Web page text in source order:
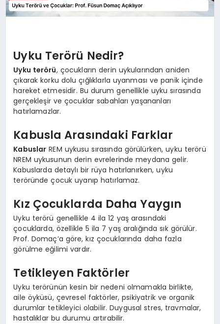
Uyku Terörü Nedir?
Uyku terörü, çocukların derin uykularından aniden
çıkarak korku dolu çığlıklarla uyanması ve panik içinde
hareket etmesidir. Bu durum genellikle uyku sırasında
gerçekleşir ve çocuklar sabahları yaşananları
hatırlamazlar.
Kabusla Arasındaki Farklar
Kabuslar REM uykusu sırasında görülürken, uyku terörü
NREM uykusunun derin evrelerinde meydana gelir.
Kabuslarda detaylı bir rüya hatırlanırken, uyku
teröründe çocuk uyanıp hatırlamaz.
Kız Çocuklarda Daha Yaygın
Uyku terörü genellikle 4 ila 12 yaş arasındaki
çocuklarda, özellikle 5 ila 7 yaş aralığında sık görülür.
Prof. Domaç’a göre, kız çocuklarında daha fazla
görülme eğilimi vardır.
Tetikleyen Faktörler
Uyku terörünün kesin bir nedeni olmamakla birlikte,
aile öyküsü, çevresel faktörler, psikiyatrik ve organik
durumlar tetikleyici olabilir. Duygusal stres, travmalar,
hastalıklar bu durumu artırabilir.